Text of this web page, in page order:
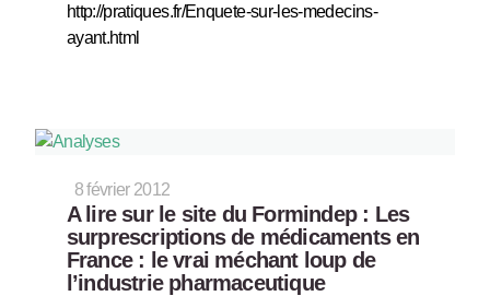
http://pratiques.fr/Enquete-sur-les-medecins-
ayant.html
8 février 2012
A lire sur le site du Formindep : Les
surprescriptions de médicaments en
France : le vrai méchant loup de
l’industrie pharmaceutique